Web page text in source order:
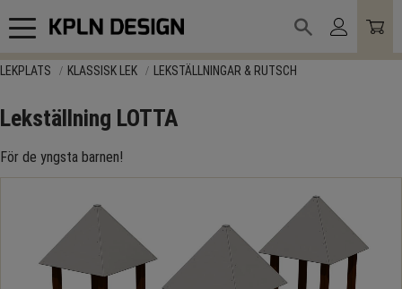
Meny
LEKPLATS KLASSISK LEK LEKSTÄLLNINGAR & RUTSCH
Lekställning LOTTA
För de yngsta barnen!